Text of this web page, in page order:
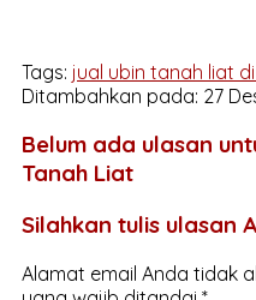
Tags: jual ubin tanah liat
Ditambahkan pada: 27
Belum ada ulasan
Tanah Liat
Silahkan tulis ulasan
Alamat email Anda tidak